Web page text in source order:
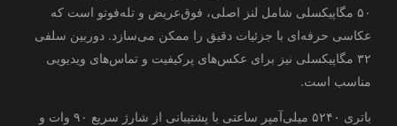
۵۰ مگاپیکسلی شامل لنز اصلی، فوق‌عریض و تله‌فوتو است که
عکاسی حرفه‌ای با جزئیات دقیق را ممکن می‌سازد. دوربین سلفی
۳۲ مگاپیکسلی نیز برای عکس‌های پرکیفیت و تماس‌های ویدیویی
مناسب است.
باتری ۵۲۴۰ میلی‌آمپر ساعتی با پشتیبانی از شارژ سریع ۹۰ وات و